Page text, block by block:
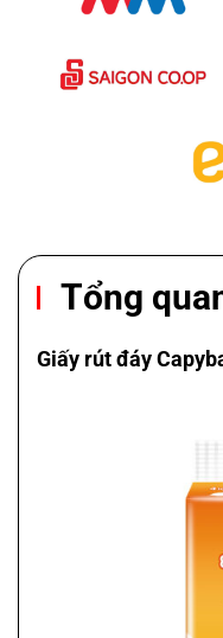
Tổng
Giấy rút đáy